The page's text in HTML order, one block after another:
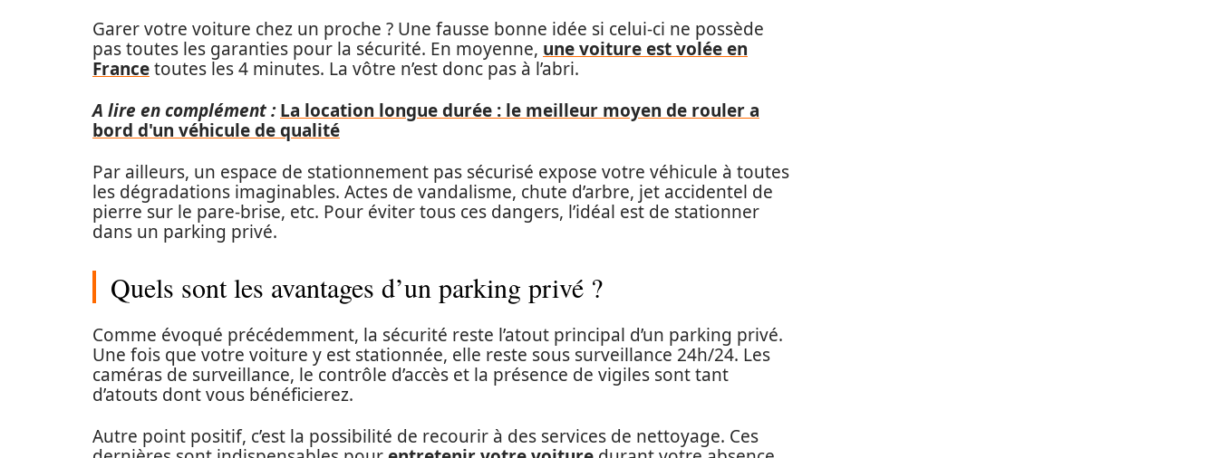
Garer votre voiture chez un proche ? Une fausse bonne idée si celui-ci ne possède
pas toutes les garanties pour la sécurité. En moyenne, une voiture est volée en
Francetoutes les 4 minutes. La vôtre n’est donc pas à l’abri.
A lire en complément : La location longue durée : le meilleur moyen de rouler a
bord d'un véhicule de qualité
Par ailleurs, un espace de stationnement pas sécurisé expose votre véhicule à toutes
les dégradations imaginables. Actes de vandalisme, chute d’arbre, jet accidentel de
pierre sur le pare-brise, etc. Pour éviter tous ces dangers, l’idéal est de stationner
dans un parking privé.
Quels sont les avantages d’un parking privé ?
Comme évoqué précédemment, la sécurité reste l’atout principal d’un parking privé.
Une fois que votre voiture y est stationnée, elle reste sous surveillance 24h/24. Les
caméras de surveillance, le contrôle d’accès et la présence de vigiles sont tant
d’atouts dont vous bénéficierez.
Autre point positif, c’est la possibilité de recourir à des services de nettoyage. Ces